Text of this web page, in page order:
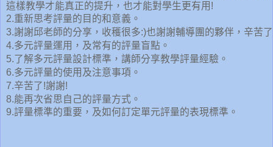
這樣教學才能真正的提升，也才能對學生更有用!
2.重新思考評量的目的和意義。
3.謝謝邱老師的分享，收穫很多:)也謝謝輔導團的夥伴，辛苦
4.多元評量運用，及常有的評量盲點。
5.了解多元評量設計標準，講師分享教學評量經驗。
6.多元評量的使用及注意事項。
7.辛苦了!謝謝!
8.能再次省思自己的評量方式。
9.評量標準的重要，及如何訂定單元評量的表現標準。